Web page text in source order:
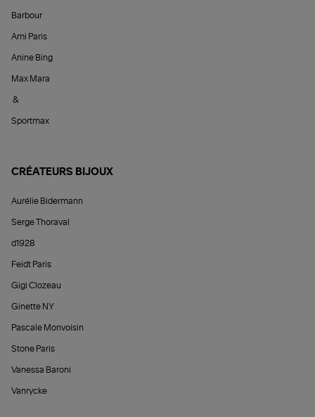
Barbour
Ami Paris
Anine Bing
Max Mara
&
Sportmax
CRÉATEURS BIJOUX
Aurélie Bidermann
Serge Thoraval
d1928
Feidt Paris
Gigi Clozeau
Ginette NY
Pascale Monvoisin
Stone Paris
Vanessa Baroni
Vanrycke